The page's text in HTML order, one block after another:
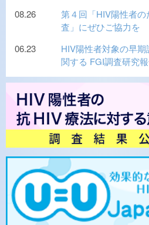
08.26
第４回「HIV陽性者
査」にぜひご協力を
06.23
HIV陽性者対象の早
関する FGI調査研究